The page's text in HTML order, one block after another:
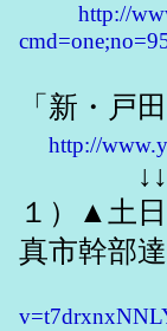
http://
「新・戸
http://
１）▲土
真市幹部